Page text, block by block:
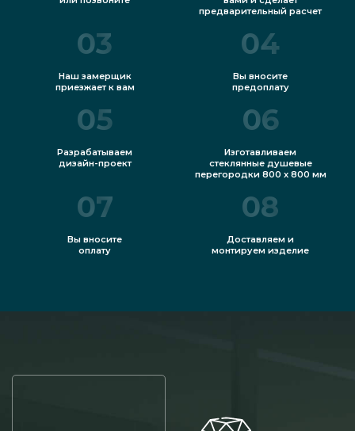
предварительный расчет
03
Наш замерщик
приезжает к вам
04
Вы вносите
предоплату
05
Разрабатываем
дизайн-проект
06
Изготавливаем
стеклянные душевые
перегородки 800 x 800 мм
07
Вы вносите
оплату
08
Доставляем и
монтируем изделие